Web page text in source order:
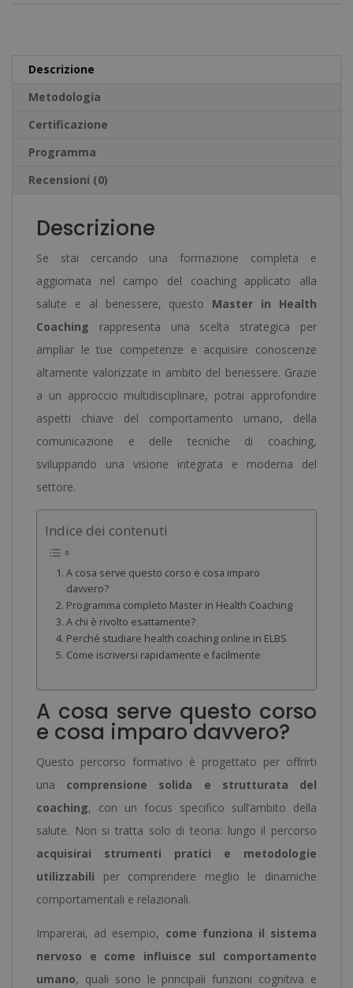
Certificato
Notaio
Descrizione
Metodologia
Certificazione
Programma
Recensioni (0)
Descrizione
Se stai cercando una formazione completa e
aggiornata nel campo del coaching applicato alla
salute e al benessere, questo Master in Health
Coaching rappresenta una scelta strategica per
ampliar le tue competenze e acquisire conoscenze
altamente valorizzate in ambito del benessere. Grazie
a un approccio multidisciplinare, potrai approfondire
aspetti chiave del comportamento umano, della
comunicazione e delle tecniche di coaching,
sviluppando una visione integrata e moderna del
settore.
Indice dei contenuti
A cosa serve questo corso e cosa imparo
davvero?
Programma completo Master in Health Coaching
A chi è rivolto esattamente?
Perché studiare health coaching online in ELBS
Come iscriversi rapidamente e facilmente
A cosa serve questo corso
e cosa imparo davvero?
Questo percorso formativo è progettato per offrirti
una comprensione solida e strutturata del
coaching, con un focus specifico sull’ambito della
salute. Non si tratta solo di teoria: lungo il percorso
acquisirai strumenti pratici e metodologie
utilizzabili per comprendere meglio le dinamiche
comportamentali e relazionali.
Imparerai, ad esempio, come funziona il sistema
nervoso e come influisce sul comportamento
umano, quali sono le principali funzioni cognitiva e